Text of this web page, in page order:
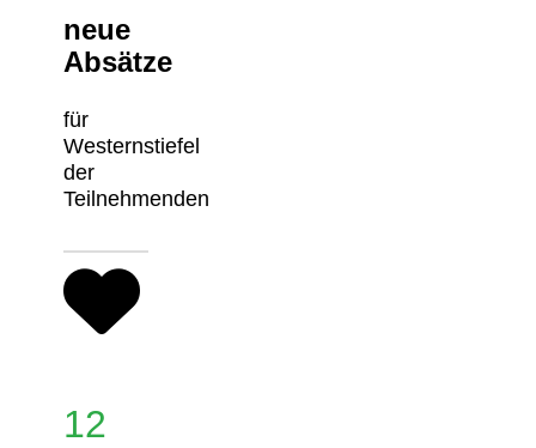
neue
Absätze
für
Westernstiefel
der
Teilnehmenden
12